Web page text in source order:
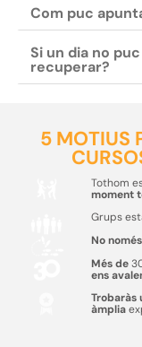
Com puc
Si un dia no
recuperar?
5 MOTIUS
Tothom
moment
Grups
No
Més de
ens
Trobaràs
àmplia